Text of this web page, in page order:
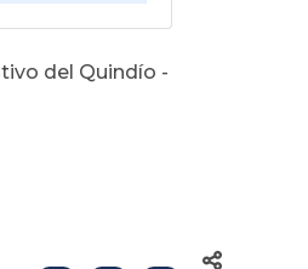
del Quindío -